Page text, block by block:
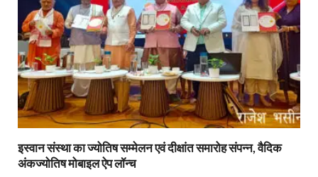
y
इस्वान संस्था का ज्योतिष सम्मेलन एवं दीक्षांत समारोह संपन्न, वैदिक
अंकज्योतिष मोबाइल ऐप लॉन्च